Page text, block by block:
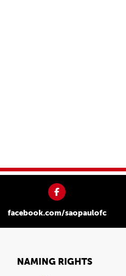
facebook.com/saopaulofc
NAMING RIGHTS